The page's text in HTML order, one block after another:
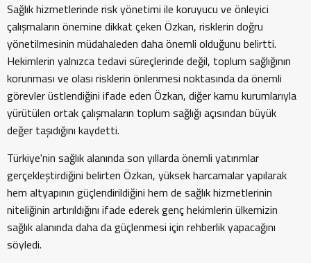
Sağlık hizmetlerinde risk yönetimi ile koruyucu ve önleyici
çalışmaların önemine dikkat çeken Özkan, risklerin doğru
yönetilmesinin müdahaleden daha önemli olduğunu belirtti.
Hekimlerin yalnızca tedavi süreçlerinde değil, toplum sağlığının
korunması ve olası risklerin önlenmesi noktasında da önemli
görevler üstlendiğini ifade eden Özkan, diğer kamu kurumlarıyla
yürütülen ortak çalışmaların toplum sağlığı açısından büyük
değer taşıdığını kaydetti.
Türkiye'nin sağlık alanında son yıllarda önemli yatırımlar
gerçekleştirdiğini belirten Özkan, yüksek harcamalar yapılarak
hem altyapının güçlendirildiğini hem de sağlık hizmetlerinin
niteliğinin artırıldığını ifade ederek genç hekimlerin ülkemizin
sağlık alanında daha da güçlenmesi için rehberlik yapacağını
söyledi.